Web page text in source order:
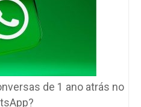
de 1 ano atrás no